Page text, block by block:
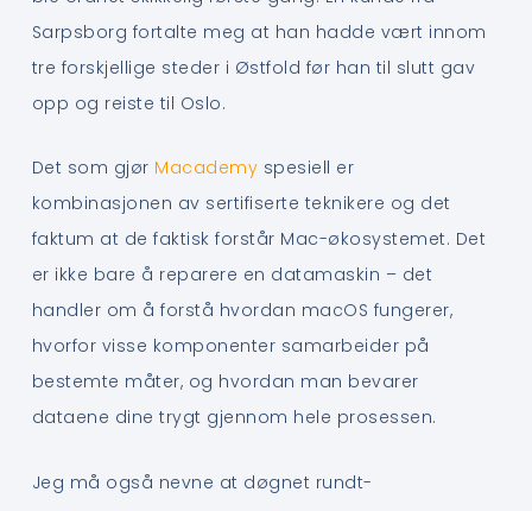
Sarpsborg fortalte meg at han hadde vært innom
tre forskjellige steder i Østfold før han til slutt gav
opp og reiste til Oslo.
Det som gjør Macademy spesiell er
kombinasjonen av sertifiserte teknikere og det
faktum at de faktisk forstår Mac-økosystemet. Det
er ikke bare å reparere en datamaskin – det
handler om å forstå hvordan macOS fungerer,
hvorfor visse komponenter samarbeider på
bestemte måter, og hvordan man bevarer
dataene dine trygt gjennom hele prosessen.
Jeg må også nevne at døgnet rundt-